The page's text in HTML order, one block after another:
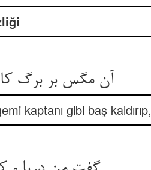
آن مگس بر برگ
kaptanı gibi baş kaldırıp,